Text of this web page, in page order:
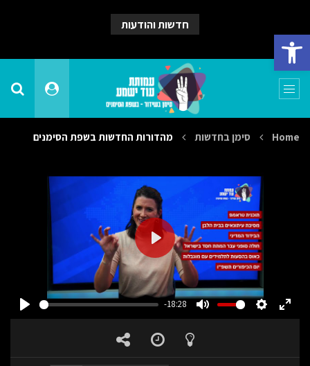
פתח סרגל נגישות
חדשות והודעות
Home סימן בחדשות מהדורות החדשות בשפת הסימנים
PLAY
-18:28
MUTE
PLAY